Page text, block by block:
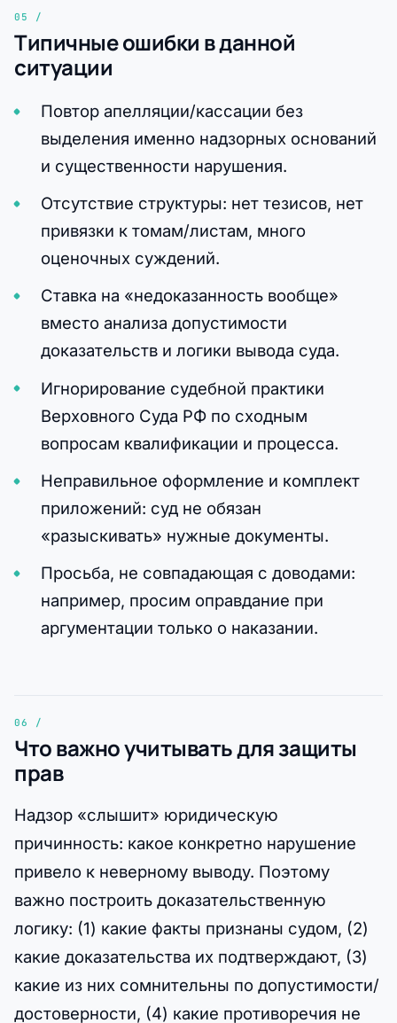
Типичные ошибки в данной
ситуации
Повтор апелляции/кассации без
выделения именно надзорных оснований
и существенности нарушения.
Отсутствие структуры: нет тезисов, нет
привязки к томам/листам, много
оценочных суждений.
Ставка на «недоказанность вообще»
вместо анализа допустимости
доказательств и логики вывода суда.
Игнорирование судебной практики
Верховного Суда РФ по сходным
вопросам квалификации и процесса.
Неправильное оформление и комплект
приложений: суд не обязан
«разыскивать» нужные документы.
Просьба, не совпадающая с доводами:
например, просим оправдание при
аргументации только о наказании.
Что важно учитывать для защиты
прав
Надзор «слышит» юридическую
причинность: какое конкретно нарушение
привело к неверному выводу. Поэтому
важно построить доказательственную
логику: (1) какие факты признаны судом, (2)
какие доказательства их подтверждают, (3)
какие из них сомнительны по допустимости/
достоверности, (4) какие противоречия не